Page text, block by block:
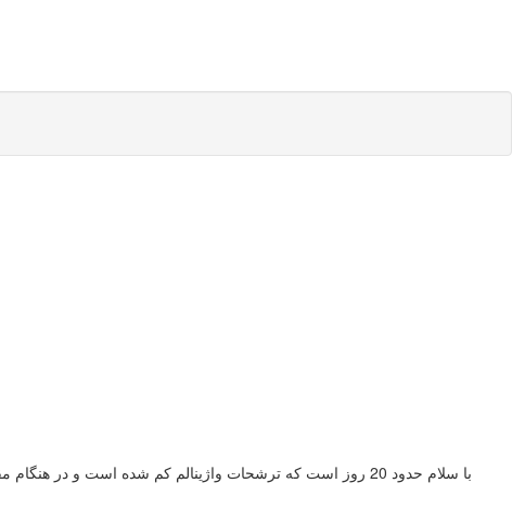
با سلام حدود 20 روز است که ترشحات واژینالم کم شده است و در هنگام مقاربت نیز احساس درد در قسمتی از مهبل و خشکی آن را دارم. ضمنا مدت یک هفته از کرم واژینال